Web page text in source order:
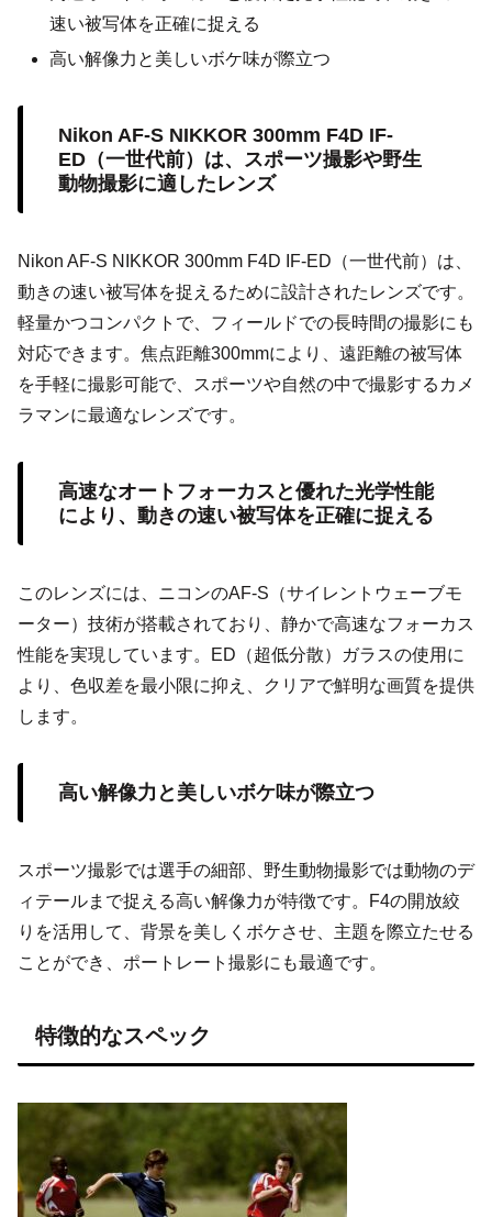
速い被写体を正確に捉える
高い解像力と美しいボケ味が際立つ
Nikon AF-S NIKKOR 300mm F4D IF-
ED（一世代前）は、スポーツ撮影や野生
動物撮影に適したレンズ
Nikon AF-S NIKKOR 300mm F4D IF-ED（一世代前）は、
動きの速い被写体を捉えるために設計されたレンズです。
軽量かつコンパクトで、フィールドでの長時間の撮影にも
対応できます。焦点距離300mmにより、遠距離の被写体
を手軽に撮影可能で、スポーツや自然の中で撮影するカメ
ラマンに最適なレンズです。
高速なオートフォーカスと優れた光学性能
により、動きの速い被写体を正確に捉える
このレンズには、ニコンのAF-S（サイレントウェーブモ
ーター）技術が搭載されており、静かで高速なフォーカス
性能を実現しています。ED（超低分散）ガラスの使用に
より、色収差を最小限に抑え、クリアで鮮明な画質を提供
します。
高い解像力と美しいボケ味が際立つ
スポーツ撮影では選手の細部、野生動物撮影では動物のデ
ィテールまで捉える高い解像力が特徴です。F4の開放絞
りを活用して、背景を美しくボケさせ、主題を際立たせる
ことができ、ポートレート撮影にも最適です。
特徴的なスペック